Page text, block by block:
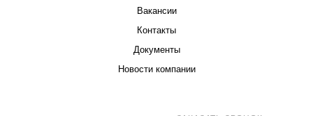
Вакансии
Контакты
Документы
Новости компании